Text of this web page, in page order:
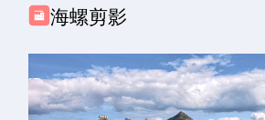
海螺剪影